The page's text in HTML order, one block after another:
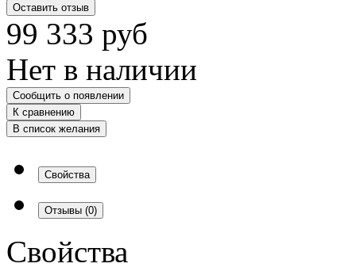
Оставить отзыв
99 333 руб
Нет в наличии
Сообщить о появлении
К сравнению
В список желания
Свойства
Отзывы (0)
Свойства